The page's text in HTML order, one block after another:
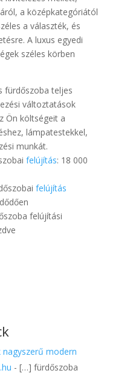
a középkategóriától
a választék, és
A luxus egyedi
széles körben
fürdőszoba teljes
változtatások
Ön költségeit a
lámpatestekkel,
munkát.
felújítás: 18 000
felújítás
felújítási
modern
- […] fürdőszoba